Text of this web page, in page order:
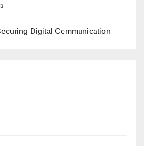
Digital Communication